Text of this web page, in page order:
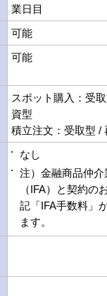
業日目
可能
可能
スポット購入：受
資型
積立注文：受取型 /
なし
注）金融商品仲介
（IFA）と契約の
記「IFA手数料」
ます。